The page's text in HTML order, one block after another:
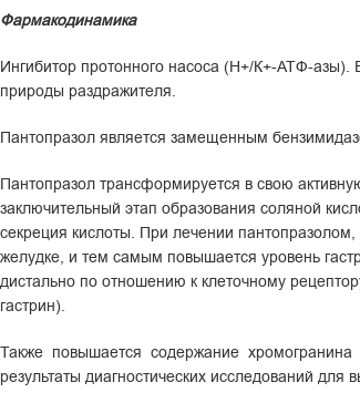
Фармакодинамика
Ингибитор протонного насоса (Н+/К+-АТФ-азы).
природы раздражителя.
Пантопразол является замещенным
Пантопразол трансформируется в свою
заключительный этап образования соляной
секреция кислоты. При лечении
желудке, и тем самым повышается уровень
дистально по отношению к клеточному
гастрин).
Также повышается содержание
результаты диагностических исследований